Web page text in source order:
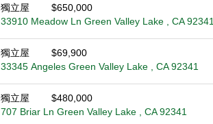
獨立屋
$650,000
33910 Meadow Ln Green Valley Lake , CA 92341
獨立屋
$69,900
33345 Angeles Green Valley Lake , CA 92341
獨立屋
$480,000
707 Briar Ln Green Valley Lake , CA 92341